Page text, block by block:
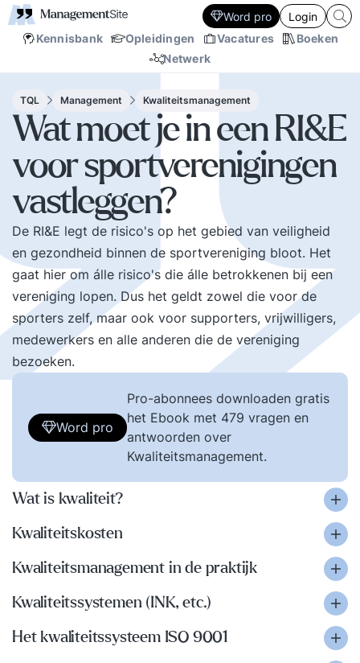
Kennisbank Opleidingen Vacatures
Boeken
Netwerk
Word pro Login
TQL Management Kwaliteitsmanagement
Wat moet je in een RI&E
voor sportverenigingen
vastleggen?
De RI&E legt de risico's op het gebied van veiligheid
en gezondheid binnen de sportvereniging bloot. Het
gaat hier om álle risico's die álle betrokkenen bij een
vereniging lopen. Dus het geldt zowel die voor de
sporters zelf, maar ook voor supporters, vrijwilligers,
medewerkers en alle anderen die de vereniging
bezoeken.
Word pro
Pro-abonnees downloaden gratis
het Ebook met 479 vragen en
antwoorden over
Kwaliteitsmanagement.
Wat is kwaliteit?
Kwaliteitskosten
Kwaliteitsmanagement in de praktijk
Kwaliteitssystemen (INK, etc.)
Het kwaliteitssysteem ISO 9001